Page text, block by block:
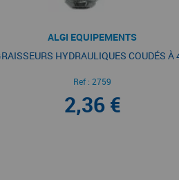
ALGI EQUIPEMENTS
HYDRAULIQUES COUDÉS À
Ref : 2759
2,36 €